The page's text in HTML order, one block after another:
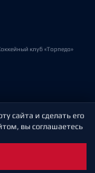
клуб «Торпедо»
сайта и сделать его
вы соглашаетесь